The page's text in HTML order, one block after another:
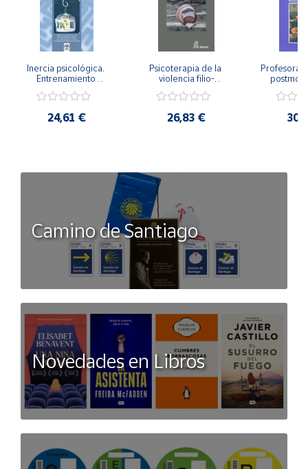
Inercia psicológica.
Entrenamiento
Igualdad de Género.
24,61 €
Psicoterapia de la
violencia filio-
secreto y la
26,83 €
Camino de Santiago
Novedades en Libros